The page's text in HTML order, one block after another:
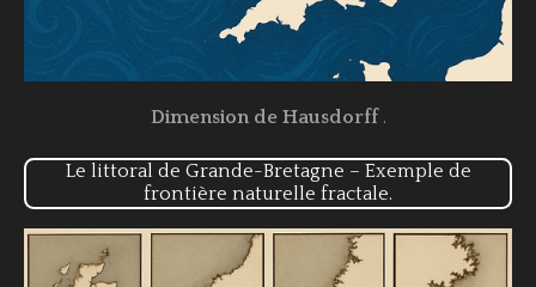
Dimension de Hausdorff.
Le littoral de Grande-Bretagne – Exemple de
frontière naturelle fractale.